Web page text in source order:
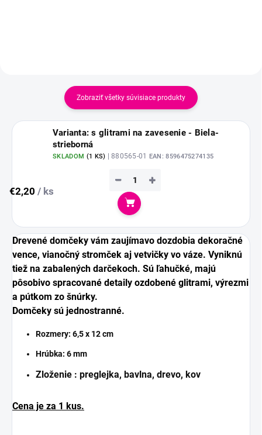
Zobraziť všetky súvisiace produkty
Varianta: s glitrami na zavesenie - Biela-
strieborná
SKLADOM (1 KS) | 880565-01 EAN: 8596475274135
€2,20 / ks
+
−
Do košíka
Drevené domčeky vám zaujímavo dozdobia dekoračné
vence, vianočný stromček aj vetvičky vo váze. Vyniknú
tiež na zabalených darčekoch. Sú ľahučké, majú
pôsobivo spracované detaily ozdobené glitrami, výrezmi
a pútkom zo šnúrky.
Domčeky sú jednostranné.
Rozmery: 6,5 x 12 cm
Hrúbka: 6 mm
Zloženie : preglejka, bavlna, drevo, kov
Cena je za 1 kus.